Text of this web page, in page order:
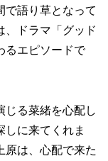
で語り草となって
、ドラマ「グッド
るエピソードで
じる菜緒を心配し
しに来てくれま
原は、心配で来た